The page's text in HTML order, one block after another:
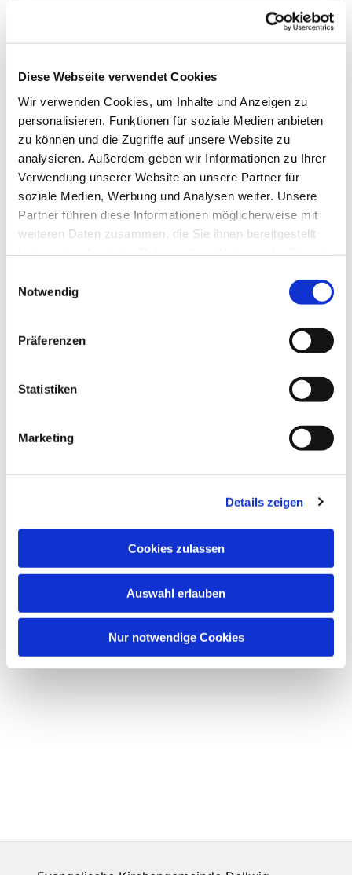
Diese Webseite verwendet Cookies
Wir verwenden Cookies, um Inhalte und Anzeigen zu
personalisieren, Funktionen für soziale Medien anbieten
zu können und die Zugriffe auf unsere Website zu
analysieren. Außerdem geben wir Informationen zu Ihrer
Verwendung unserer Website an unsere Partner für
soziale Medien, Werbung und Analysen weiter. Unsere
Partner führen diese Informationen möglicherweise mit
weiteren Daten zusammen, die Sie ihnen bereitgestellt
Notwendig
Präferenzen
Statistiken
Marketing
Details zeigen
Cookies zulassen
Auswahl erlauben
Nur notwendige Cookies